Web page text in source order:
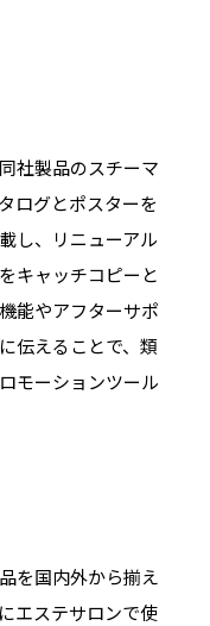
社製品のスチーマ
ログとポスターを
し、リニューアル
キャッチコピーと
能やアフターサポ
伝えることで、類
モーションツール
を国内外から揃え
エステサロンで使